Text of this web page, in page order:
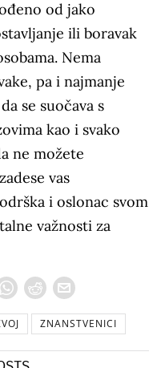
od jako
ili boravak
Nema
pa i najmanje
se suočava s
kao i svako
ne možete
vas
i oslonac svom
važnosti za
ZNANSTVENICI